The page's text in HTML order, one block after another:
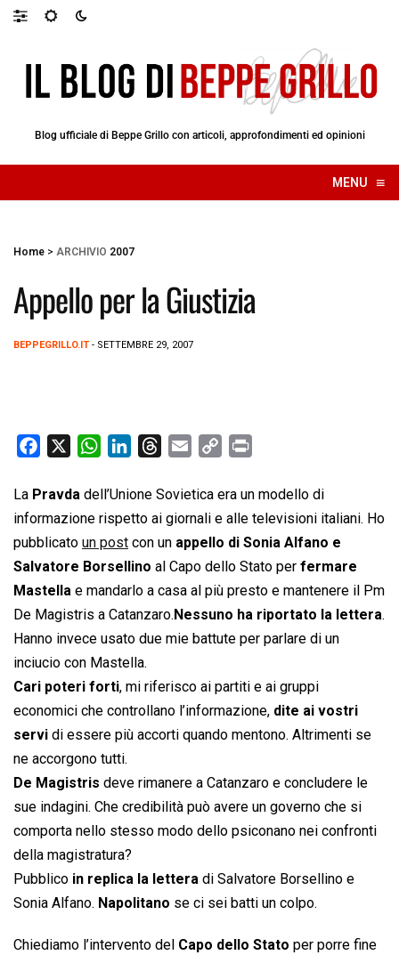
Blog ufficiale di Beppe Grillo con articoli, approfondimenti ed opinioni
MENU ≡
☰
Home > ARCHIVIO 2007
Appello per la Giustizia
BEPPEGRILLO.IT - SETTEMBRE 29, 2007
c
e
b
o
o
k
W
a
t
s
A
p
p
n
k
e
d
I
n
r
e
a
d
s
a
i
l
p
y
L
i
n
k
i
n
t
La Pravda dell’Unione Sovietica era un modello di
informazione rispetto ai giornali e alle televisioni italiani. Ho
pubblicato un post con un appello di Sonia Alfano e
Salvatore Borsellino al Capo dello Stato per fermare
Mastella e mandarlo a casa al più presto e mantenere il Pm
De Magistris a Catanzaro. Nessuno ha riportato la lettera.
Hanno invece usato due mie battute per parlare di un
inciucio con Mastella.
Cari poteri forti, mi riferisco ai partiti e ai gruppi
economici che controllano l’informazione, dite ai vostri
servi di essere più accorti quando mentono. Altrimenti se
ne accorgono tutti.
De Magistris deve rimanere a Catanzaro e concludere le
sue indagini. Che credibilità può avere un governo che si
comporta nello stesso modo dello psiconano nei confronti
della magistratura?
Pubblico in replica la lettera di Salvatore Borsellino e
Sonia Alfano. Napolitano se ci sei batti un colpo.
Chiediamo l’intervento del Capo dello Stato per porre fine